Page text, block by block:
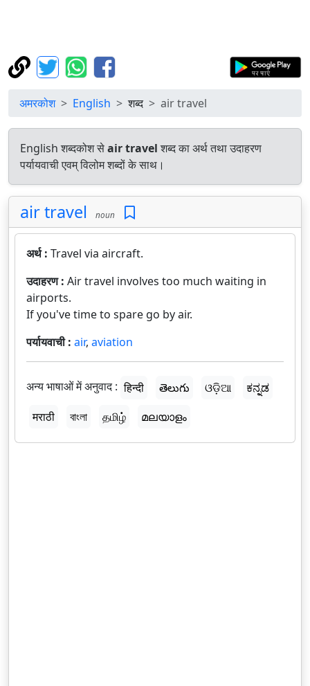
अमरकोश English शब्द air travel
English शब्दकोश सेair travelशब्द का अर्थ तथा उदाहरण
पर्यायवाची एवम् विलोम शब्दों के साथ।
air travel noun
अर्थ : Travel via aircraft.
उदाहरण : Air travel involves too much waiting in
airports.
If you've time to spare go by air.
पर्यायवाची : air, aviation
अन्य भाषाओं में अनुवाद : हिन्दी తెలుగు ଓଡ଼ିଆ
ಕನ್ನಡ
मराठी
বাংলা தமிழ் മലയാളം